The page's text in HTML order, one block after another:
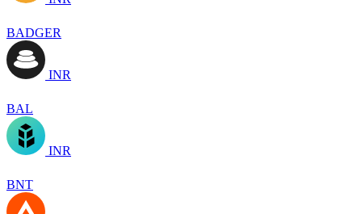
BADGER
INR
BAL
INR
BNT